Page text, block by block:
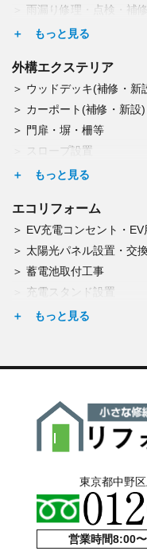
雨漏り修理・点検・補修
雨どい交換(掃除も)
玄関ドア交換
トップライト（天窓）
ひび割れの補修
屋根板金工事（修理・
雨戸修理・交換
外構エクステリア
ウッドデッキ(補修・新
カーポート(補修・新設)
門扉・塀・柵等
スロープ設置
宅配BOX設置
門扉の修理・交換
塀の修理・新設
アスファルト舗装
シロアリ予防・腐朽調査
エコリフォーム
EV充電コンセント・
太陽光パネル設置・交
蓄電池取付工事
充電スタンド設置
エコキュート交換
東京都中野
営業時間8:00